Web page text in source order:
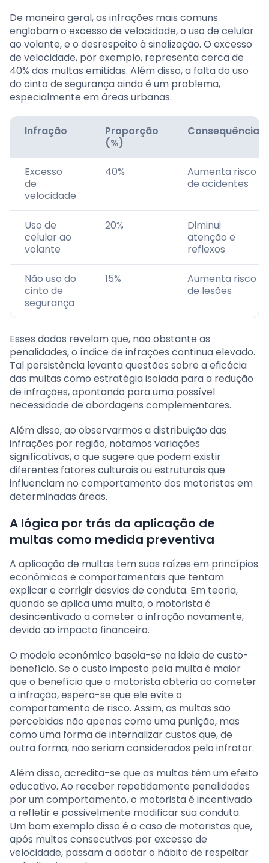
De maneira geral, as infrações mais comuns
englobam o excesso de velocidade, o uso de celular
ao volante, e o desrespeito à sinalização. O excesso
de velocidade, por exemplo, representa cerca de
40% das multas emitidas. Além disso, a falta do uso
do cinto de segurança ainda é um problema,
especialmente em áreas urbanas.
Infração
Proporção
(%)
Consequência
Excesso
de
velocidade
40%
Aumenta risco
de acidentes
Uso de
celular ao
volante
20%
Diminui
atenção e
reflexos
Não uso do
cinto de
segurança
15%
Aumenta risco
de lesões
Esses dados revelam que, não obstante as
penalidades, o índice de infrações continua elevado.
Tal persistência levanta questões sobre a eficácia
das multas como estratégia isolada para a redução
de infrações, apontando para uma possível
necessidade de abordagens complementares.
Além disso, ao observarmos a distribuição das
infrações por região, notamos variações
significativas, o que sugere que podem existir
diferentes fatores culturais ou estruturais que
influenciam no comportamento dos motoristas em
determinadas áreas.
A lógica por trás da aplicação de
multas como medida preventiva
A aplicação de multas tem suas raízes em princípios
econômicos e comportamentais que tentam
explicar e corrigir desvios de conduta. Em teoria,
quando se aplica uma multa, o motorista é
desincentivado a cometer a infração novamente,
devido ao impacto financeiro.
O modelo econômico baseia-se na ideia de custo-
benefício. Se o custo imposto pela multa é maior
que o benefício que o motorista obteria ao cometer
a infração, espera-se que ele evite o
comportamento de risco. Assim, as multas são
percebidas não apenas como uma punição, mas
como uma forma de internalizar custos que, de
outra forma, não seriam considerados pelo infrator.
Além disso, acredita-se que as multas têm um efeito
educativo. Ao receber repetidamente penalidades
por um comportamento, o motorista é incentivado
a refletir e possivelmente modificar sua conduta.
Um bom exemplo disso é o caso de motoristas que,
após multas consecutivas por excesso de
velocidade, passam a adotar o hábito de respeitar